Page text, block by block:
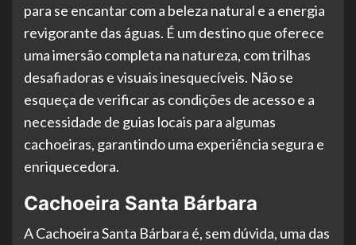
para se encantar com a beleza natural e a energia
revigorante das águas. É um destino que oferece
uma imersão completa na natureza, com trilhas
desafiadoras e visuais inesquecíveis. Não se
esqueça de verificar as condições de acesso e a
necessidade de guias locais para algumas
cachoeiras, garantindo uma experiência segura e
enriquecedora.
Cachoeira Santa Bárbara
A Cachoeira Santa Bárbara é, sem dúvida, uma das